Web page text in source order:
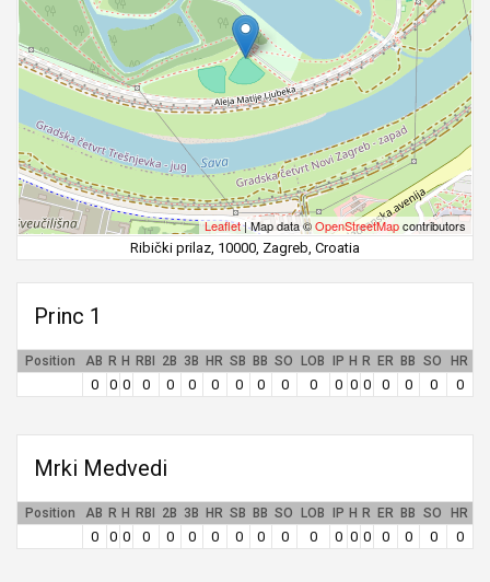
Leaflet| Map data ©OpenStreetMapcontributors
Ribički prilaz, 10000, Zagreb, Croatia
Princ 1
Position AB R H RBI 2B 3B HR SB BB SO LOB IP H R ER BB SO HR
0 0 0 0 0 0 0 0 0 0 0 0 0 0 0 0 0 0
Mrki Medvedi
Position AB R H RBI 2B 3B HR SB BB SO LOB IP H R ER BB SO HR
0 0 0 0 0 0 0 0 0 0 0 0 0 0 0 0 0 0